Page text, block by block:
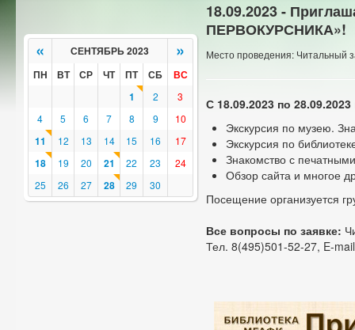
« СЕНТЯБРЬ 2023 »
ПН ВТ СР ЧТ ПТ СБ
ВС
1
2
3
4
5 6 7 8 9 10
11 12 13 14 15 16 17
18 19 20 21 22 23
24
25
26 27 28 29 30
18.09.2023 -
ПЕРВОКУРСНИКА»!
Место проведения: Читальный
С 18.09.2023 по
Экскурсия по музею.
Экскурсия по
Знакомство с
Обзор сайта и многое
Посещение организуется
Все вопросы по заявке:
Тел. 8(495)501-52-27, E-